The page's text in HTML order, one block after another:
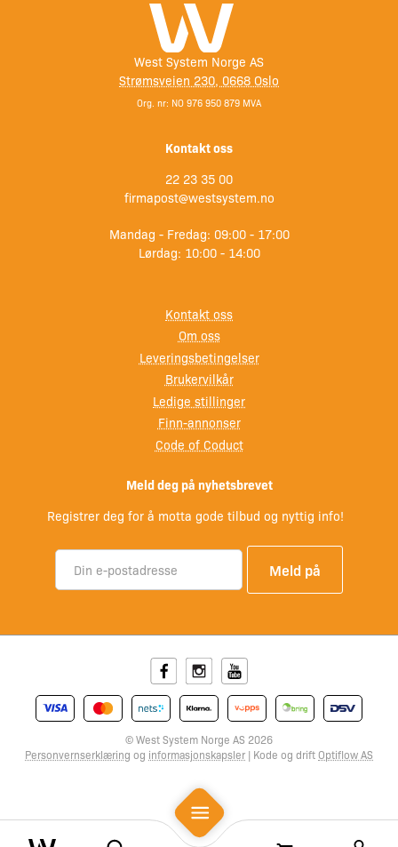
Mobile Menu
West System Norge AS
Strømsveien 230, 0668 Oslo
Org. nr: NO 976 950 879 MVA
Kontakt oss
22 23 35 00
firmapost@westsystem.no
Mandag - Fredag: 09:00 - 17:00
Lørdag: 10:00 - 14:00
Kontakt oss
Om oss
Leveringsbetingelser
Brukervilkår
Ledige stillinger
Finn-annonser
Code of Coduct
Meld deg på nyhetsbrevet
Registrer deg for å motta gode tilbud og nyttig info!
© West System Norge AS 2026
Personvernserklæring og informasjonskapsler | Kode og driftOptiflow AS
FacebookInstagramYoutube